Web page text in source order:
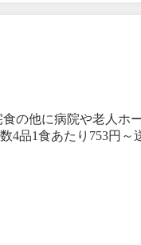
の他に病院や老人ホ
4品1食あたり753円